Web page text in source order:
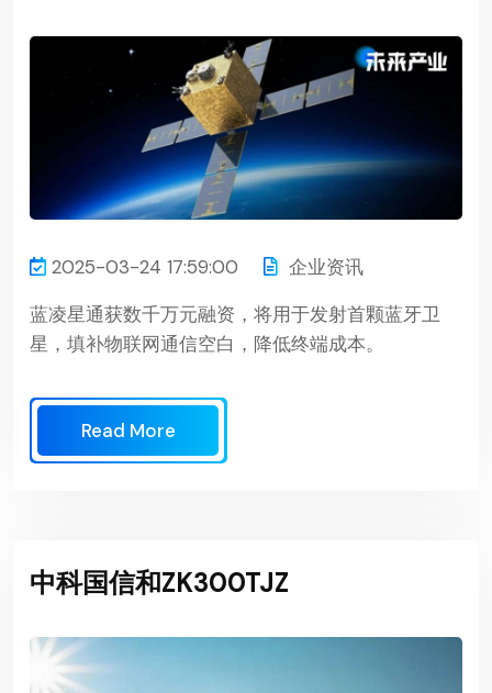
2025-03-24 17:59:00
企业资讯
蓝凌星通获数千万元融资，将用于发射首颗蓝牙卫
星，填补物联网通信空白，降低终端成本。
Read More
中科国信和ZK300TJZ